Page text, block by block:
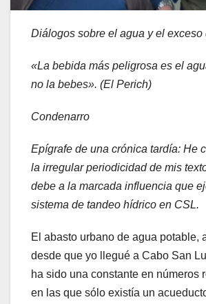
Diálogos sobre el agua y el exceso
«La bebida más peligrosa es el
no la bebes». (El Perich)
Condenarro
Epígrafe de una crónica tardía: He
la irregular periodicidad de mis
debe a la marcada influencia que
sistema de tandeo hídrico en CSL.
El abasto urbano de agua potable,
desde que yo llegué a Cabo San
ha sido una constante en números
en las que sólo existía un